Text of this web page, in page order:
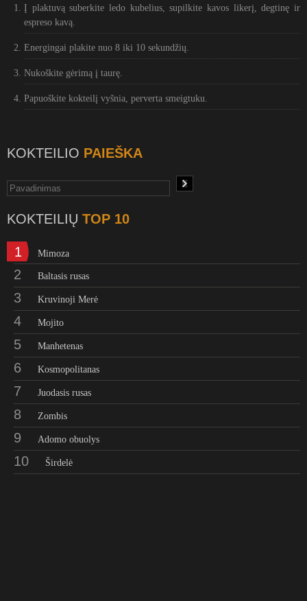
Į plaktuvą suberkite ledo kubelius, supilkite kavos likerį, degtinę ir
espreso kavą.
Energingai plakite nuo 8 iki 10 sekundžių.
Nukoškite gėrimą į taurę.
Papuoškite kokteilį vyšnia, perverta smeigtuku.
KOKTEILIO PAIEŠKA
KOKTEILIŲ TOP 10
1 Mimoza
2 Baltasis rusas
3 Kruvinoji Merė
4 Mojito
5 Manhetenas
6 Kosmopolitanas
7 Juodasis rusas
8 Zombis
9 Adomo obuolys
10 Širdelė